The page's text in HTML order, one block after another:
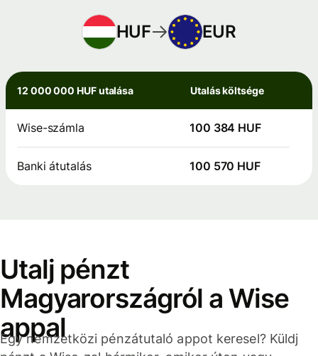
HUF EUR
12 000 000 HUF utalása Utalás költsége
Wise-számla 100 384 HUF
Banki átutalás 100 570 HUF
Utalj pénzt
Magyarországról a Wise
appal
Egy nemzetközi pénzátutaló appot keresel? Küldj